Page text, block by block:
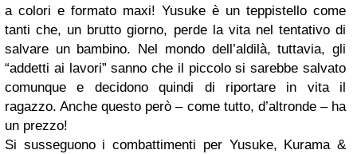
a colori e formato maxi! Yusuke è un teppistello come
tanti che, un brutto giorno, perde la vita nel tentativo di
salvare un bambino. Nel mondo dell’aldilà, tuttavia, gli
“addetti ai lavori” sanno che il piccolo si sarebbe salvato
comunque e decidono quindi di riportare in vita il
ragazzo. Anche questo però – come tutto, d’altronde – ha
un prezzo!
Si susseguono i combattimenti per Yusuke, Kurama &